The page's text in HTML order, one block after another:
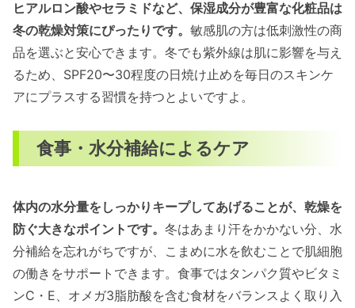
ヒアルロン酸やセラミドなど、保湿成分が豊富な化粧品は
冬の乾燥対策にぴったりです。 敏感肌の方は低刺激性の商
品を選ぶと安心できます。冬でも紫外線は肌に影響を与え
るため、SPF20〜30程度の日焼け止めを毎日のスキンケ
アにプラスする習慣を持つとよいですよ。
食事・水分補給によるケア
体内の水分量をしっかりキープしてあげることが、乾燥を
防ぐ大きなポイントです。 冬はあまり汗をかかない分、水
分補給を忘れがちですが、こまめに水を飲むことで肌細胞
の働きをサポートできます。食事ではタンパク質やビタミ
ンC・E、オメガ3脂肪酸を含む食材をバランスよく取り入